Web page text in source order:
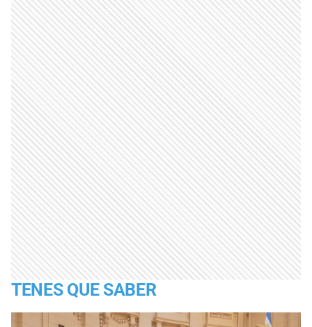
TENES QUE SABER